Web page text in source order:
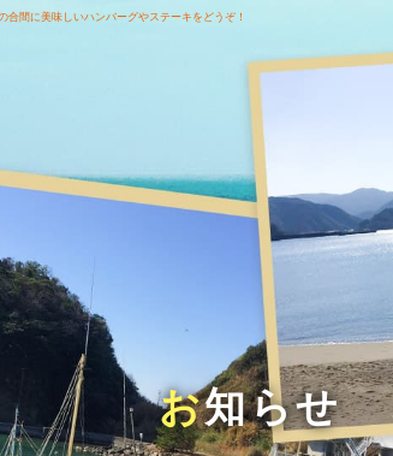
合間に美味しいハンバーグやステーキをどうぞ！
お知らせ